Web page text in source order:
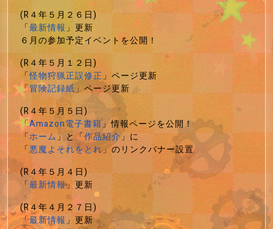
(R４年５月２６日)
「最新情報」更新
６月の参加予定イベントを公開！
(R４年５月１２日)
「怪物狩猟正誤修正」ページ更新
「冒険記録紙」ページ更新
(R４年５月５日)
「Amazon電子書籍」情報ページを公開！
「ホーム」と「作品紹介」に
「悪魔よそれをとれ」のリンクバナー設置
(R４年５月４日)
「最新情報」更新
(R４年４月２７日)
「最新情報」更新